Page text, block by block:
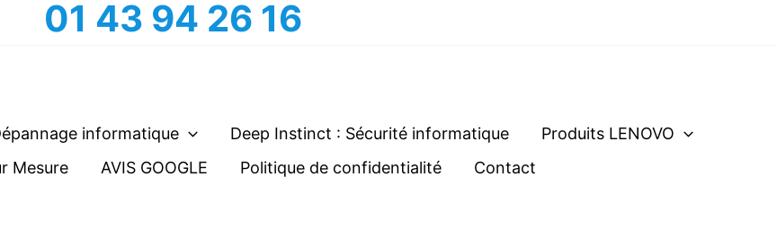
01 43 94 26 16
informatique Deep Instinct : Sécurité informatique
Produits LENOVO
Mesure
AVIS GOOGLE Politique de confidentialité Contact